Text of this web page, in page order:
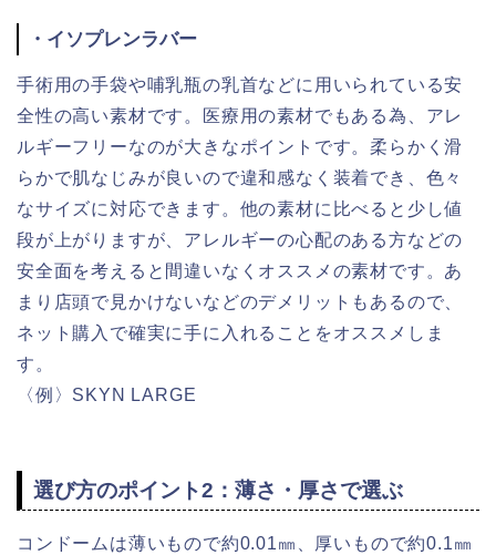
・イソプレンラバー
手術用の手袋や哺乳瓶の乳首などに用いられている安
全性の高い素材です。医療用の素材でもある為、アレ
ルギーフリーなのが大きなポイントです。柔らかく滑
らかで肌なじみが良いので違和感なく装着でき、色々
なサイズに対応できます。他の素材に比べると少し値
段が上がりますが、アレルギーの心配のある方などの
安全面を考えると間違いなくオススメの素材です。あ
まり店頭で見かけないなどのデメリットもあるので、
ネット購入で確実に手に入れることをオススメしま
す。
〈例〉SKYN LARGE
選び方のポイント2：薄さ・厚さで選ぶ
コンドームは薄いもので約0.01㎜、厚いもので約0.1㎜